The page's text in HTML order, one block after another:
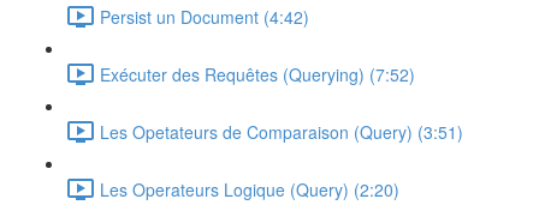
Persist un Document (4:42)
Exécuter des Requêtes (Querying) (7:52)
Les Opetateurs de Comparaison (Query) (3:51)
Les Operateurs Logique (Query) (2:20)